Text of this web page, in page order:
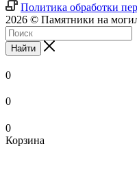
Политика обработки
2026 © Памятники на
Найти
0
0
0
Корзина